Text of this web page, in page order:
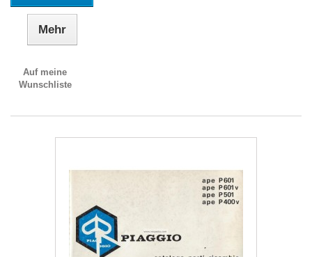
Mehr
Auf meine
Wunschliste